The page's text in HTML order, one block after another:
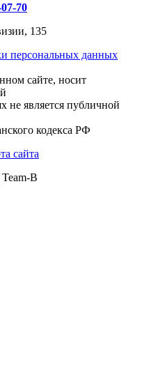
70
135
персональных данных
сайте, носит
не является публичной
кодекса РФ
сайта
Team-B